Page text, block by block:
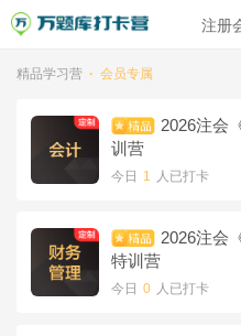
注册
精品学习营 · 会员专属
2026注会
训营
今日 1 人已打卡
2026注会
特训营
今日 0 人已打卡